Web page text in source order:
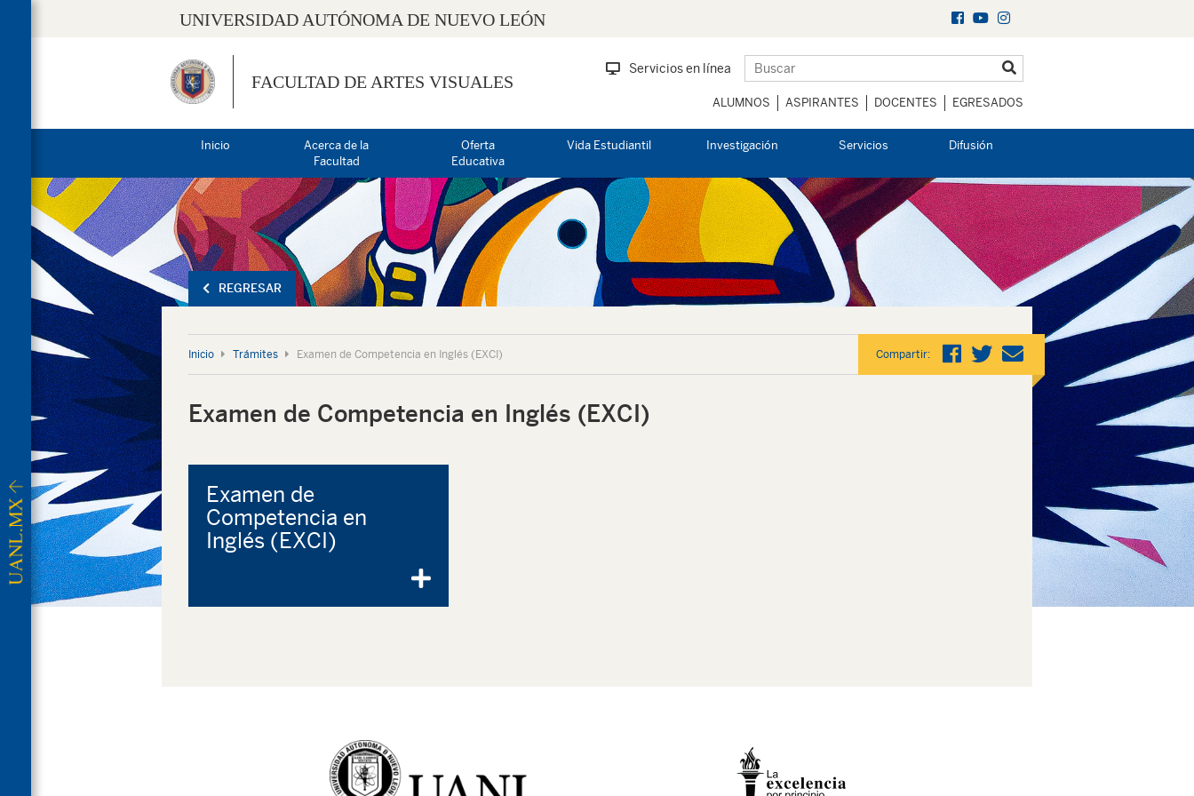
UNIVERSIDAD AUTÓNOMA DE NUEVO LEÓN
FACULTAD DE ARTES VISUALES
Servicios en línea
ALUMNOS ASPIRANTES DOCENTES EGRESADOS
Inicio
Acerca de la
Facultad
Oferta
Educativa
Vida Estudiantil Investigación Servicios Difusión
REGRESAR
Inicio Trámites Examen de Competencia en Inglés (EXCI) Compartir:
Examen de Competencia en Inglés (EXCI)
Examen de
Competencia en
Inglés (EXCI)